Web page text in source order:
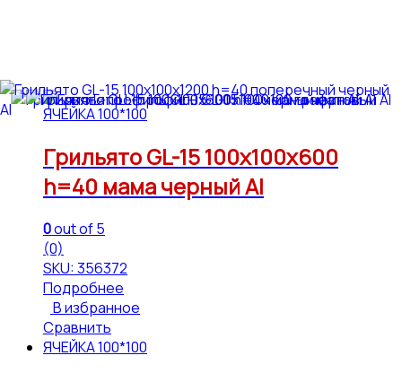
ЯЧЕЙКА 100*100
Грильято GL-15 100х100х600
h=40 мама черный Al
0out of 5
(0)
SKU: 356372
Подробнее
В избранное
Сравнить
ЯЧЕЙКА 100*100